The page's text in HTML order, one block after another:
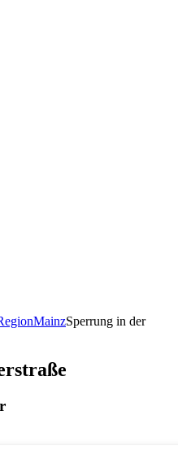
MainzSperrung in der